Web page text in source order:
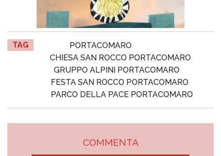
TAG
PORTACOMARO
CHIESA SAN ROCCO PORTACOMARO
GRUPPO ALPINI PORTACOMARO
FESTA SAN ROCCO PORTACOMARO
PARCO DELLA PACE PORTACOMARO
COMMENTA